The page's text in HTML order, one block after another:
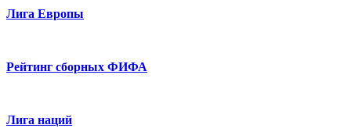
Лига Европы
Рейтинг сборных ФИФА
Лига наций